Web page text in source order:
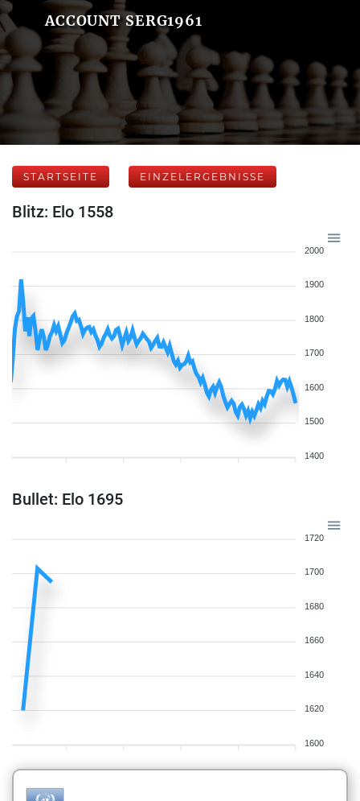
ACCOUNT SERG1961
STARTSEITE EINZELERGEBNISSE
Blitz: Elo 1558
2000
1900
1800
1700
1600
1500
1400
Bullet: Elo 1695
1720
1700
1680
1660
1640
1620
1600